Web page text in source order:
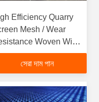
Efficiency Quarry
Mesh / Wear
Woven Wire
সেরা দাম পান